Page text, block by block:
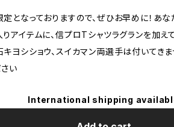
となっておりますので、ぜひお早めに！あ
アイテムに、信プロTシャツラグランを加え
ヨシショウ、スイカマン両選手は付いてき
い
International shipping